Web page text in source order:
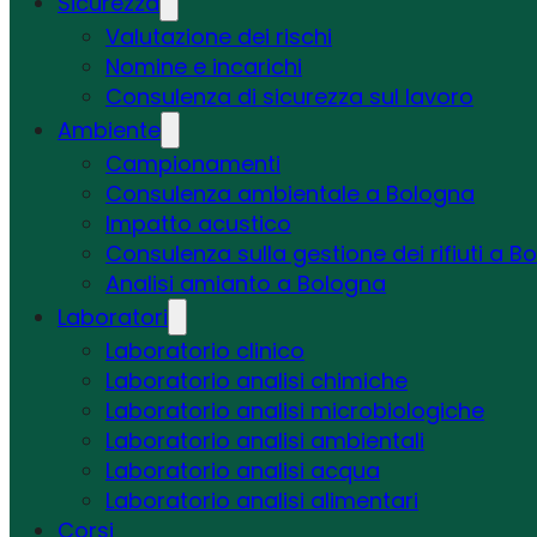
Valutazione dei rischi
Nomine e incarichi
Consulenza di sicurezza sul lavoro
Ambiente
Campionamenti
Consulenza ambientale a Bologna
Impatto acustico
Consulenza sulla gestione dei rifiuti a
Analisi amianto a Bologna
Laboratori
Laboratorio clinico
Laboratorio analisi chimiche
Laboratorio analisi microbiologiche
Laboratorio analisi ambientali
Laboratorio analisi acqua
Laboratorio analisi alimentari
Corsi